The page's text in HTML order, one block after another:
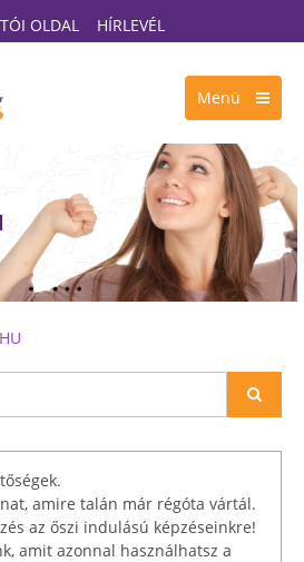
OLDAL HÍRLEVÉL
Menü
amire talán már régóta vártál.
az őszi indulású képzéseinkre!
amit azonnal használhatsz a